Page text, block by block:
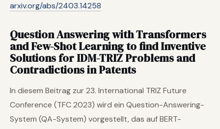
arxiv.org/abs/2403.14258
Question Answering with Transformers
and Few-Shot Learning to find Inventive
Solutions for IDM-TRIZ Problems and
Contradictions in Patents
In diesem Beitrag zur 23. International TRIZ Future
Conference (TFC 2023) wird ein Question-Answering-
System (QA-System) vorgestellt, das auf BERT-